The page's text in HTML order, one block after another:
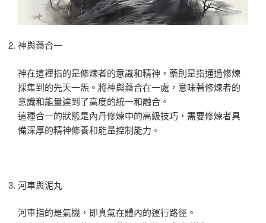
神與藥合一
神在這裡指的是修煉者的意識和精神，藥則是指通過修煉
採集到的先天一炁。將神與藥合在一處，意味著修煉者的
意識和能量達到了高度的統一和融合。
這種合一的狀態是內丹修煉中的高級技巧，需要修煉者具
備深厚的精神修養和能量控制能力。
河車與泥丸
河車指的是氣機，即真氣在體內的運行路徑。